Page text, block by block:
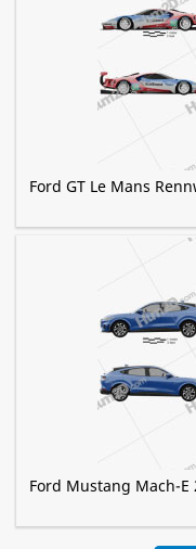
Ford GT Le Mans
Ford Mustang Mach-E